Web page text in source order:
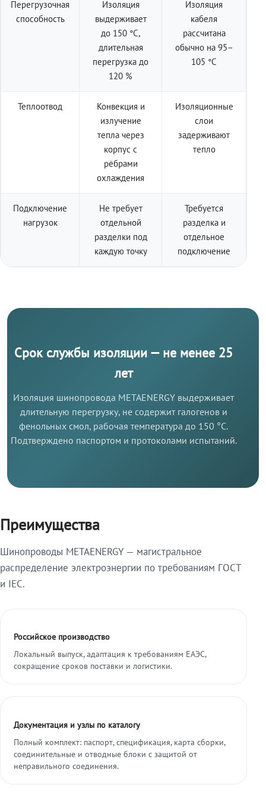
Перегрузочная
способность
Изоляция
выдерживает
до 150 °C,
длительная
перегрузка до
120 %
Изоляция
кабеля
рассчитана
обычно на 95–
105 °C
Теплоотвод
Конвекция и
излучение
тепла через
корпус с
рёбрами
охлаждения
Изоляционные
слои
задерживают
тепло
Подключение
нагрузок
Не требует
отдельной
разделки под
каждую точку
Требуется
разделка и
отдельное
подключение
Срок службы изоляции — не менее 25
лет
Изоляция шинопровода METAENERGY выдерживает
длительную перегрузку, не содержит галогенов и
фенольных смол, рабочая температура до 150 °C.
Подтверждено паспортом и протоколами испытаний.
Преимущества
Шинопроводы METAENERGY — магистральное
распределение электроэнергии по требованиям ГОСТ
и IEC.
Российское производство
Локальный выпуск, адаптация к требованиям ЕАЭС,
сокращение сроков поставки и логистики.
Документация и узлы по каталогу
Полный комплект: паспорт, спецификация, карта сборки,
соединительные и отводные блоки с защитой от
неправильного соединения.